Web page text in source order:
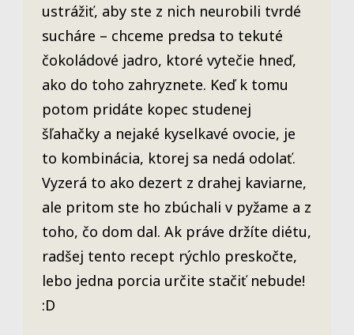
ustrážiť, aby ste z nich neurobili tvrdé
sucháre – chceme predsa to tekuté
čokoládové jadro, ktoré vytečie hneď,
ako do toho zahryznete. Keď k tomu
potom pridáte kopec studenej
šľahačky a nejaké kyselkavé ovocie, je
to kombinácia, ktorej sa nedá odolať.
Vyzerá to ako dezert z drahej kaviarne,
ale pritom ste ho zbúchali v pyžame a z
toho, čo dom dal. Ak práve držíte diétu,
radšej tento recept rýchlo preskočte,
lebo jedna porcia určite stačiť nebude!
:D